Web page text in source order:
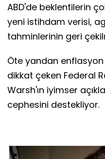
ABD'de beklentilerin
yeni istihdam verisi,
tahminlerinin geri
Öte yandan enflasyon
dikkat çeken Federal
Warsh'ın iyimser
cephesini destekliyor.